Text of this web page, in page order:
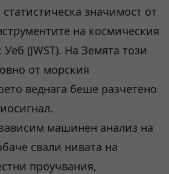
значимост от
на космическия
(JWST). На Земята този
от морския
веднага беше разчетено
машинен анализ на
свали нивата на
проучвания,